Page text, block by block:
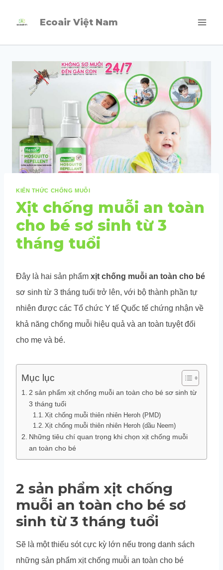
Ecoair Việt Nam
KIẾN THỨC CHỐNG MUỖI
Xịt chống muỗi an toàn
cho bé sơ sinh từ 3
tháng tuổi
Đây là hai sản phẩm xịt chống muỗi an toàn cho bé
sơ sinh từ 3 tháng tuổi trở lên, với bộ thành phần tự
nhiên được các Tổ chức Y tế Quốc tế chứng nhận về
khả năng chống muỗi hiệu quả và an toàn tuyệt đối
cho mẹ và bé.
Mục lục
2 sản phẩm xịt chống muỗi an toàn cho bé sơ sinh từ
3 tháng tuổi
Xịt chống muỗi thiên nhiên Heroh (PMD)
Xịt chống muỗi thiên nhiên Heroh (dầu Neem)
Những tiêu chí quan trọng khi chọn xịt chống muỗi
an toàn cho bé
2 sản phẩm xịt chống
muỗi an toàn cho bé sơ
sinh từ 3 tháng tuổi
Sẽ là một thiếu sót cực kỳ lớn nếu trong danh sách
những sản phẩm xịt chống muỗi an toàn cho bé